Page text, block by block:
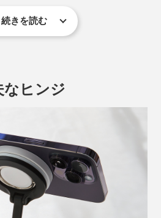
対応の充電器やアクセサ
の便利な機能をフル活用してく
続きを読む
なヒンジ